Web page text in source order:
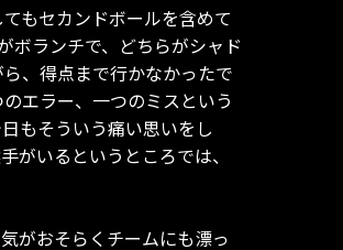
もセカンドボールを含めて
ボランチで、どちらがシャド
、得点まで行かなかったで
エラー、一つのミスという
もそういう痛い思いをし
がいるというところでは、
がおそらくチームにも漂っ